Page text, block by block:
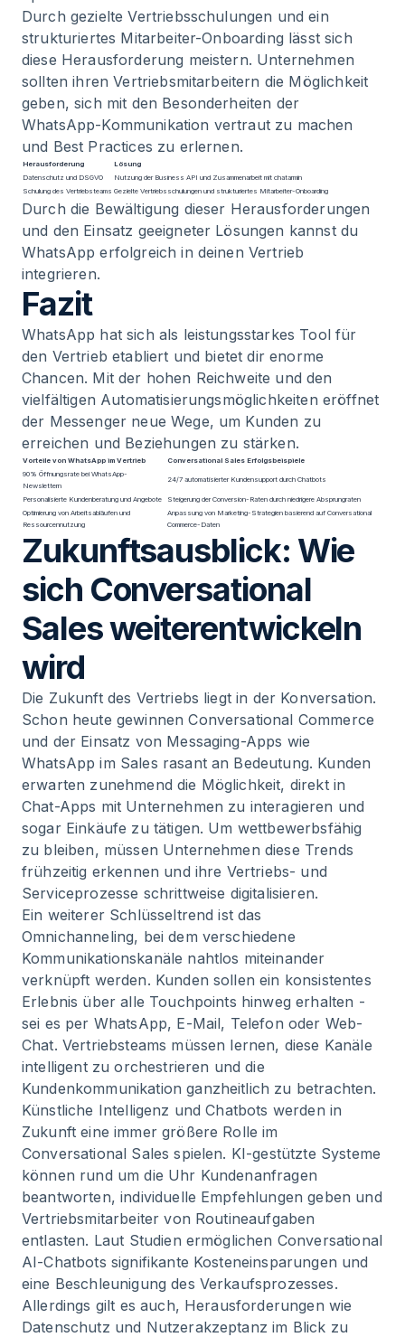
Durch gezielte Vertriebsschulungen und ein
strukturiertes Mitarbeiter-Onboarding lässt sich
diese Herausforderung meistern. Unternehmen
sollten ihren Vertriebsmitarbeitern die Möglichkeit
geben, sich mit den Besonderheiten der
WhatsApp-Kommunikation vertraut zu machen
und Best Practices zu erlernen.
Herausforderung
Lösung
Datenschutz und DSGVO
Nutzung der Business API und Zusammenarbeit mit chatarmin
Schulung des Vertriebsteams Gezielte Vertriebsschulungen und strukturiertes Mitarbeiter-Onboarding
Durch die Bewältigung dieser Herausforderungen
und den Einsatz geeigneter Lösungen kannst du
WhatsApp erfolgreich in deinen Vertrieb
integrieren.
Fazit
WhatsApp hat sich als leistungsstarkes Tool für
den Vertrieb etabliert und bietet dir enorme
Chancen. Mit der hohen Reichweite und den
vielfältigen Automatisierungsmöglichkeiten eröffnet
der Messenger neue Wege, um Kunden zu
erreichen und Beziehungen zu stärken.
Vorteile von WhatsApp im Vertrieb
Conversational Sales Erfolgsbeispiele
90% Öffnungsrate bei WhatsApp-
Newslettern
24/7 automatisierter Kundensupport durch Chatbots
Personalisierte Kundenberatung und Angebote
Steigerung der Conversion-Raten durch niedrigere Absprungraten
Optimierung von Arbeitsabläufen und
Ressourcennutzung
Anpassung von Marketing-Strategien basierend auf Conversational
Commerce-Daten
Zukunftsausblick: Wie
sich Conversational
Sales weiterentwickeln
wird
Die Zukunft des Vertriebs liegt in der Konversation.
Schon heute gewinnen Conversational Commerce
und der Einsatz von Messaging-Apps wie
WhatsApp im Sales rasant an Bedeutung. Kunden
erwarten zunehmend die Möglichkeit, direkt in
Chat-Apps mit Unternehmen zu interagieren und
sogar Einkäufe zu tätigen. Um wettbewerbsfähig
zu bleiben, müssen Unternehmen diese Trends
frühzeitig erkennen und ihre Vertriebs- und
Serviceprozesse schrittweise digitalisieren.
Ein weiterer Schlüsseltrend ist das
Omnichanneling, bei dem verschiedene
Kommunikationskanäle nahtlos miteinander
verknüpft werden. Kunden sollen ein konsistentes
Erlebnis über alle Touchpoints hinweg erhalten -
sei es per WhatsApp, E-Mail, Telefon oder Web-
Chat. Vertriebsteams müssen lernen, diese Kanäle
intelligent zu orchestrieren und die
Kundenkommunikation ganzheitlich zu betrachten.
Künstliche Intelligenz und Chatbots werden in
Zukunft eine immer größere Rolle im
Conversational Sales spielen. KI-gestützte Systeme
können rund um die Uhr Kundenanfragen
beantworten, individuelle Empfehlungen geben und
Vertriebsmitarbeiter von Routineaufgaben
entlasten. Laut Studien ermöglichen Conversational
AI-Chatbots signifikante Kosteneinsparungen und
eine Beschleunigung des Verkaufsprozesses.
Allerdings gilt es auch, Herausforderungen wie
Datenschutz und Nutzerakzeptanz im Blick zu